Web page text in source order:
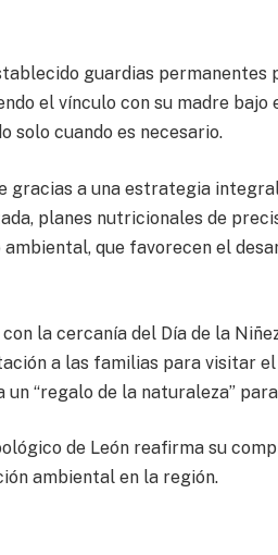
guardias permanentes
el vínculo con su madre
solo cuando es necesario.
gracias a una estrategia
planes nutricionales de
que favorecen el
la cercanía del Día de la
a las familias para visitar
un “regalo de la naturaleza”
de León reafirma su
ambiental en la región.